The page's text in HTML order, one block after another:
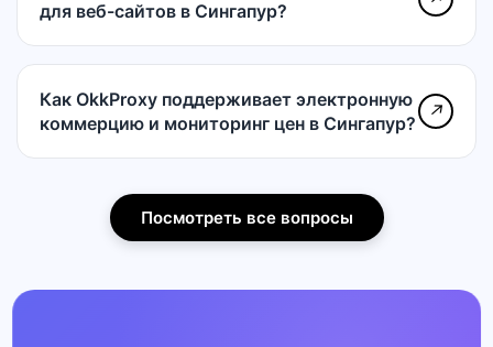
для веб-сайтов в Сингапур?
Как OkkProxy поддерживает электронную
коммерцию и мониторинг цен в Сингапур?
↗
Посмотреть все вопросы